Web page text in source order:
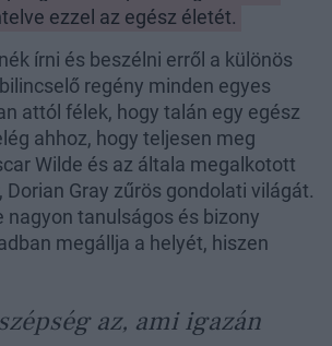
ezzel az egész életét.
írni és beszélni erről a különös
regény minden egyes
attól félek, hogy talán egy egész
ahhoz, hogy teljesen meg
Wilde és az általa megalkotott
Dorian Gray zűrös gondolati világát.
nagyon tanulságos és bizony
megállja a helyét, hiszen
az, ami igazán